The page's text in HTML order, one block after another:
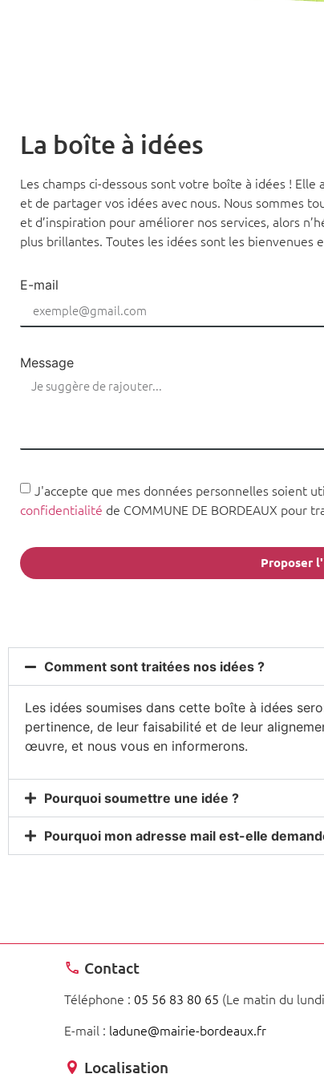
La boîte à idées
Les champs ci-dessous sont votre boîte à idées !
et de partager vos idées avec nous. Nous sommes
et d’inspiration pour améliorer nos services, alors
plus brillantes. Toutes les idées sont les bienvenues
E-mail
Message
J'accepte que mes données personnelles soient
confidentialité de COMMUNE DE BORDEAUX pour
Proposer
Comment sont traitées nos idées ?
Les idées soumises dans cette boîte à idées
pertinence, de leur faisabilité et de leur
œuvre, et nous vous en informerons.
Pourquoi soumettre une idée ?
Pourquoi mon adresse mail est-elle
Contact
Téléphone : 05 56 83 80 65 (Le matin du
E-mail : ladune@mairie-bordeaux.fr
Localisation